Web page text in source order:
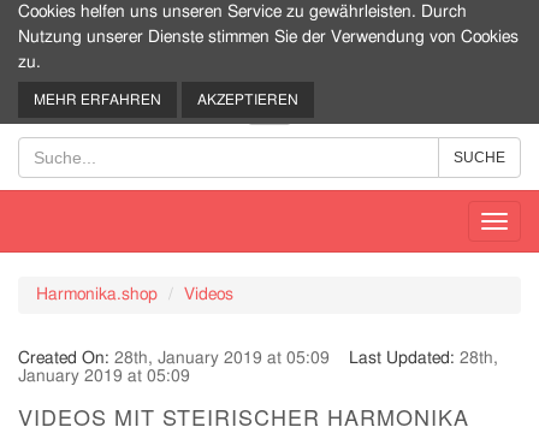
0
Harmonika.shop Videos
Created On: 28th, January 2019 at 05:09 Last Updated: 28th,
January 2019 at 05:09
VIDEOS MIT STEIRISCHER HARMONIKA
Cookies helfen uns unseren Service zu gewährleisten. Durch
Nutzung unserer Dienste stimmen Sie der Verwendung von Cookies
zu.
MEHR ERFAHREN AKZEPTIEREN